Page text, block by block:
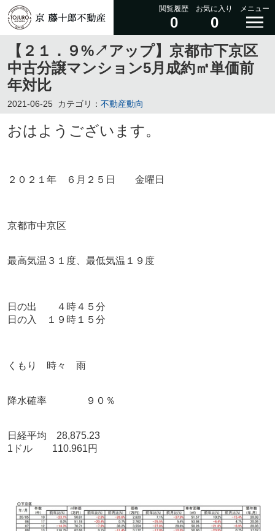
閲覧履歴
0
お気に入り
0
メニュー
【２１．９%↗アップ】京都市下京区
中古分譲マンション5月成約㎡単価前
年対比
2021-06-25 カテゴリ： 不動産動向
おはようございます。
２０２１年 ６月２５日 金曜日
京都市中京区
最高気温３１度、最低気温１９度
日の出 ４時４５分
日の入 １９時１５分
くもり 時々 雨
降水確率 ９０％
日経平均 28,875.23
1ドル 110.961円